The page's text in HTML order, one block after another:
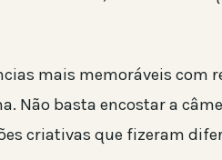
mais memoráveis com
Não basta encostar a
criativas que fizeram